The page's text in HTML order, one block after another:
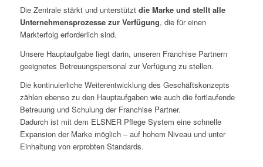
Die Zentrale stärkt und unterstützt die Marke und stellt alle
Unternehmensprozesse zur Verfügung, die für einen
Markterfolg erforderlich sind.
Unsere Hauptaufgabe liegt darin, unseren Franchise Partnern
geeignetes Betreuungspersonal zur Verfügung zu stellen.
Die kontinuierliche Weiterentwicklung des Geschäftskonzepts
zählen ebenso zu den Hauptaufgaben wie auch die fortlaufende
Betreuung und Schulung der Franchise Partner.
Dadurch ist mit dem ELSNER Pflege System eine schnelle
Expansion der Marke möglich – auf hohem Niveau und unter
Einhaltung von erprobten Standards.